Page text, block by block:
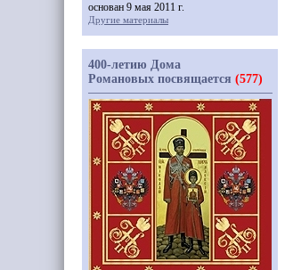
основан 9 мая 2011 г.
Другие материалы
400-летию Дома
Романовых посвящается (577)